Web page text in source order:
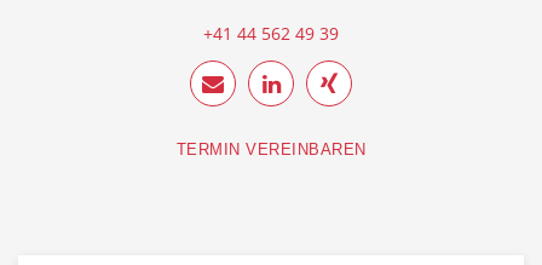
+41 44 562 49 39
TERMIN VEREINBAREN